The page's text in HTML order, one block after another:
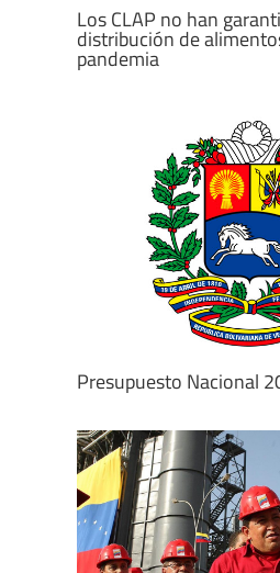
Los CLAP no han
distribución de
pandemia
Presupuesto Nacional